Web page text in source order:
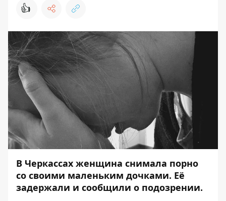
👍
В Черкассах женщина снимала порно
со своими маленьким дочками. Её
задержали и сообщили о подозрении.